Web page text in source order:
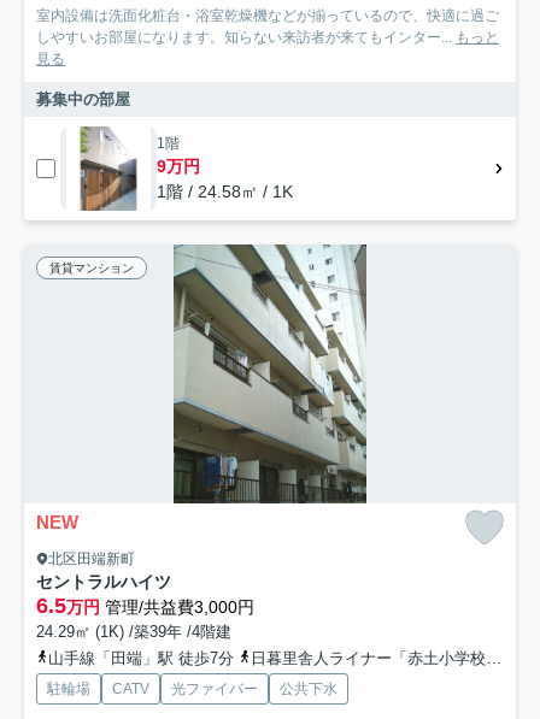
室内設備は洗面化粧台・浴室乾燥機などが揃っているので、快適に過ご
しやすいお部屋になります。知らない来訪者が来てもインター... もっと
見る
募集中の部屋
1階
9万円
1階 / 24.58㎡ / 1K
賃貸マンション
NEW
北区田端新町
セントラルハイツ
6.5万円 管理/共益費3,000円
24.29㎡ (1K) /築39年 /4階建
山手線「田端」駅 徒歩7分
日暮里舎人ライナー「赤土小学校前」駅 徒歩11分
駐輪場 CATV 光ファイバー 公共下水